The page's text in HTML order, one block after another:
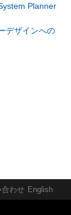
Planner
デザインへの
合わせ English